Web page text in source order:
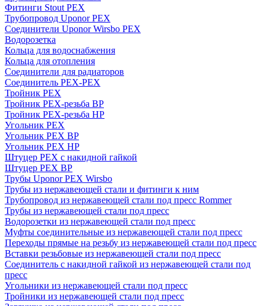
Фитинги Stout PEX
Трубопровод Uponor PEX
Соединители Uponor Wirsbo PEX
Водорозетка
Кольца для водоснабжения
Кольца для отопления
Соединители для радиаторов
Соединитель PEX-PEX
Тройник PEX
Тройник PEX-резьба ВР
Тройник PEX-резьба НР
Угольник PEX
Угольник PEX ВР
Угольник PEX НР
Штуцер PEX c накидной гайкой
Штуцер PEX ВР
Трубы Uponor PEX Wirsbo
Трубы из нержавеющей стали и фитинги к ним
Трубопровод из нержавеющей стали под пресс Rommer
Трубы из нержавеющей стали под пресс
Водорозетки из нержавеющей стали под пресс
Муфты соединительные из нержавеющей стали под пресс
Переходы прямые на резьбу из нержавеющей стали под пресс
Вставки резьбовые из нержавеющей стали под пресс
Соединитель с накидной гайкой из нержавеющей стали под
пресс
Угольники из нержавеющей стали под пресс
Тройники из нержавеющей стали под пресс